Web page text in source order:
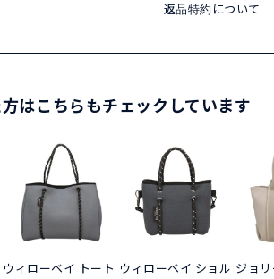
返品特約について
はこちらもチェックしています
ウィローベイ トート ウィローベイ ショル ジョ